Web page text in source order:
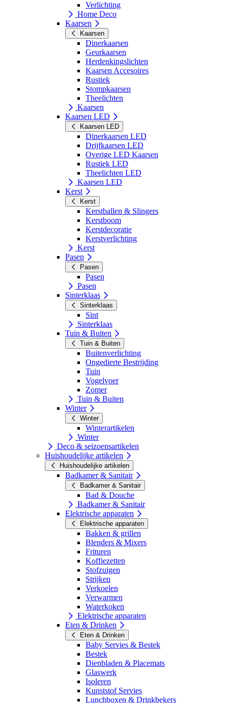
Verlichting
Home Deco
Kaarsen
Kaarsen
Dinerkaarsen
Geurkaarsen
Herdenkingslichten
Kaarsen Accesoires
Rustiek
Stompkaarsen
Theelichten
Kaarsen
Kaarsen LED
Kaarsen LED
Dinerkaarsen LED
Drijfkaarsen LED
Overige LED Kaarsen
Rustiek LED
Theelichten LED
Kaarsen LED
Kerst
Kerst
Kerstballen & Slingers
Kerstboom
Kerstdecoratie
Kerstverlichting
Kerst
Pasen
Pasen
Pasen
Pasen
Sinterklaas
Sinterklaas
Sint
Sinterklaas
Tuin & Buiten
Tuin & Buiten
Buitenverlichting
Ongedierte Bestrijding
Tuin
Vogelvoer
Zomer
Tuin & Buiten
Winter
Winter
Winterartikelen
Winter
Deco & seizoensartikelen
Huishoudelijke artikelen
Huishoudelijke artikelen
Badkamer & Sanitair
Badkamer & Sanitair
Bad & Douche
Badkamer & Sanitair
Elektrische apparaten
Elektrische apparaten
Bakken & grillen
Blenders & Mixers
Frituren
Koffiezetten
Stofzuigen
Strijken
Verkoelen
Verwarmen
Waterkoken
Elektrische apparaten
Eten & Drinken
Eten & Drinken
Baby Servies & Bestek
Bestek
Dienbladen & Placemats
Glaswerk
Isoleren
Kunststof Servies
Lunchboxen & Drinkbekers